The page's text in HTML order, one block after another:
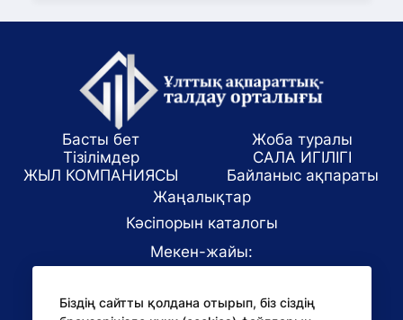
Біздің сайтты қолдана отырып, біз сіздің
Басты бет
Жоба туралы
Тізілімдер
САЛА ИГІЛІГІ
ЖЫЛ КОМПАНИЯСЫ
Байланыс ақпараты
Жаңалықтар
Кәсіпорын каталогы
Мекен-жайы:
E-mail: